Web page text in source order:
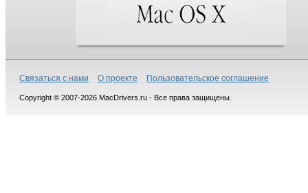
Связаться с нами О проекте Пользовательское соглашение
Copyright © 2007-2026 MacDrivers.ru - Все права защищены.